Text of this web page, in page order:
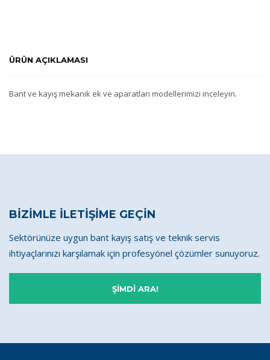
ÜRÜN AÇIKLAMASI
Bant ve kayış mekanik ek ve aparatları modellerimizi inceleyin.
BİZİMLE İLETİŞİME GEÇİN
Sektörünüze uygun bant kayış satış ve teknik servis
ihtiyaçlarınızı karşılamak için profesyönel çözümler sunuyoruz.
ŞİMDİ ARA!